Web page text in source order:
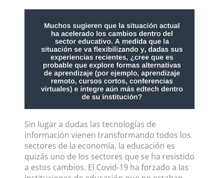
Sin lugar a dudas las tecnologías de
información vienen transformando todos los
sectores de la economía, la educación es
quizás uno de los sectores que se ha resistido
a estos cambios. El Covid-19 ha forzado a las